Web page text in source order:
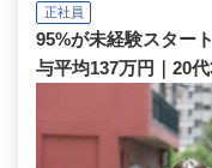
正社員
95%が未経験スター
与平均137万円｜20